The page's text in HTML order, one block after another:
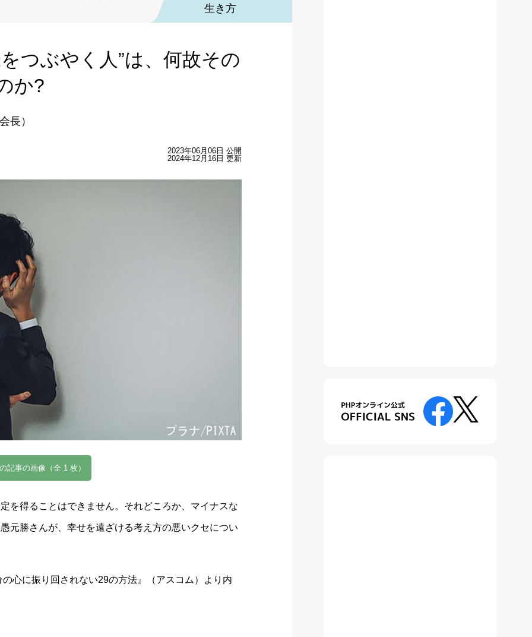
生き方
つぶやく人”は、何故その
か?
長）
2023年06月06日 公開
2024年12月16日 更新
記事の画像（全 1 枚）
を得ることはできません。それどころか、マイナスな
元勝さんが、幸せを遠ざける考え方の悪いクセについ
心に振り回されない29の方法』（アスコム）より内